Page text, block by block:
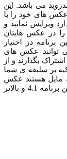
باشد. این
خود را با
نمایید و
هایتان
در اختیار
عکس های
و از
ی شما
هستند عکس
های خود را ویرایش نمایند. اندروید لازم برای این برنامه 4.1 و بالاتر